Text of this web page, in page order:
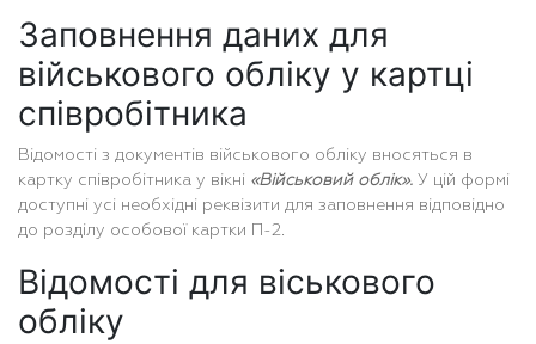
Заповнення даних для
військового обліку у картці
співробітника
Відомості з документів військового обліку вносяться в
картку співробітника у вікні «Військовий облік». У цій формі
доступні усі необхідні реквізити для заповнення відповідно
до розділу особової картки П-2.
Відомості для віськового
обліку